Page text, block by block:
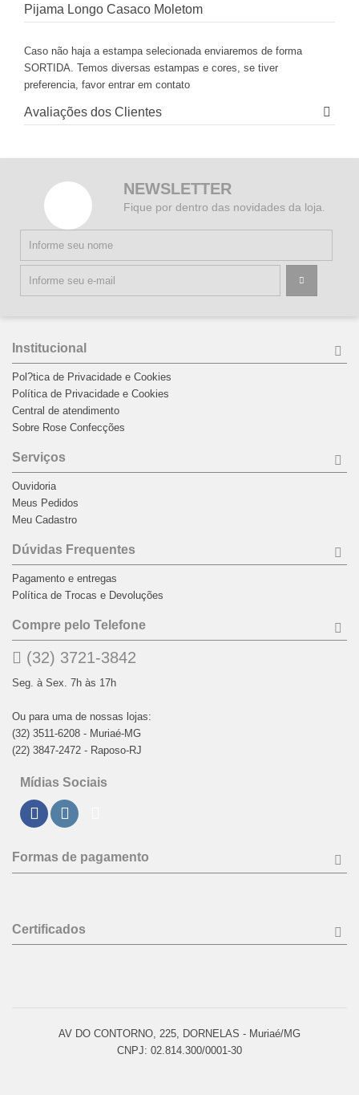
Pijama Longo Casaco Moletom
Caso não haja a estampa selecionada enviaremos de forma
SORTIDA. Temos diversas estampas e cores, se tiver
preferencia, favor entrar em contato
Avaliações dos Clientes
NEWSLETTER
Fique por dentro das novidades da loja.
Institucional
Pol?tica de Privacidade e Cookies
Política de Privacidade e Cookies
Central de atendimento
Sobre Rose Confecções
Serviços
Ouvidoria
Meus Pedidos
Meu Cadastro
Dúvidas Frequentes
Pagamento e entregas
Política de Trocas e Devoluções
Compre pelo Telefone
(32) 3721-3842
Seg. à Sex. 7h às 17h
Ou para uma de nossas lojas:
(32) 3511-6208 - Muriaé-MG
(22) 3847-2472 - Raposo-RJ
Mídias Sociais
Formas de pagamento
Certificados
AV DO CONTORNO, 225, DORNELAS - Muriaé/MG
CNPJ: 02.814.300/0001-30